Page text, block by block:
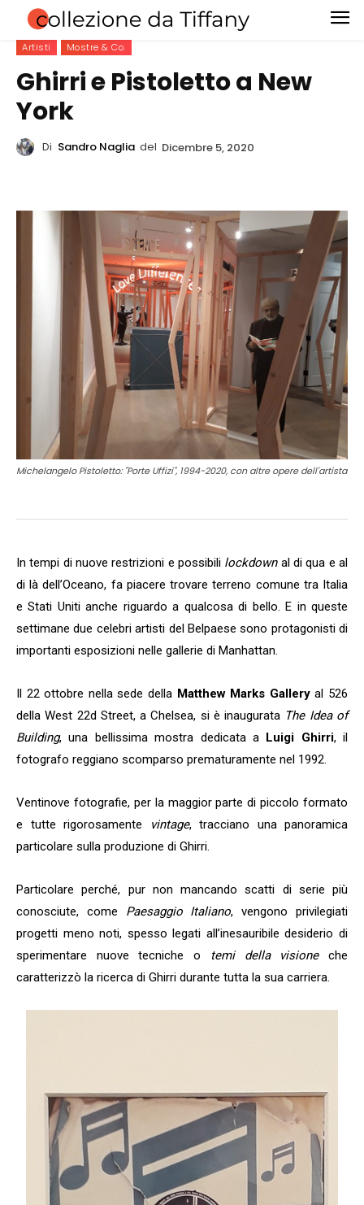
Artisti Mostre & Co.
Ghirri e Pistoletto a New
York
Di Sandro Naglia del Dicembre 5, 2020
Michelangelo Pistoletto: "Porte Uffizi", 1994-2020, con altre opere dell'artista
In tempi di nuove restrizioni e possibili lockdownal di qua e al
di là dell’Oceano, fa piacere trovare terreno comune tra Italia
e Stati Uniti anche riguardo a qualcosa di bello. E in queste
settimane due celebri artisti del Belpaese sono protagonisti di
importanti esposizioni nelle gallerie di Manhattan.
Il 22 ottobre nella sede della Matthew Marks Galleryal 526
della West 22d Street, a Chelsea, si è inaugurata The Idea of
Building, una bellissima mostra dedicata a Luigi Ghirri, il
fotografo reggiano scomparso prematuramente nel 1992.
Ventinove fotografie, per la maggior parte di piccolo formato
e tutte rigorosamente
vintage, tracciano una panoramica
particolare sulla produzione di Ghirri.
Particolare perché, pur non mancando scatti di serie più
conosciute, come Paesaggio Italiano, vengono privilegiati
progetti meno noti, spesso legati all’inesauribile desiderio di
sperimentare nuove tecniche o
temi della visioneche
caratterizzò la ricerca di Ghirri durante tutta la sua carriera.